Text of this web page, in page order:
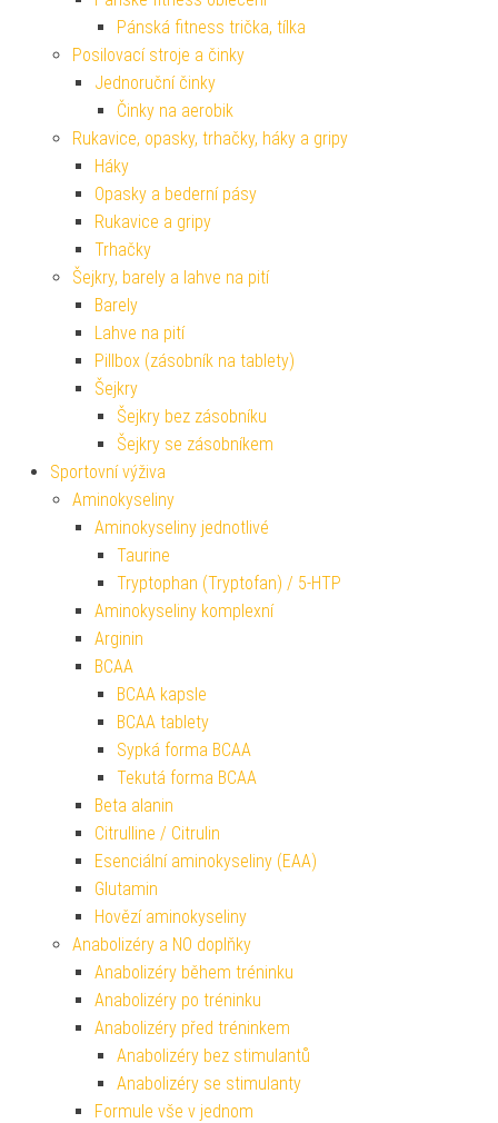
Pánská fitness trička, tílka
Posilovací stroje a činky
Jednoruční činky
Činky na aerobik
Rukavice, opasky, trhačky, háky a gripy
Háky
Opasky a bederní pásy
Rukavice a gripy
Trhačky
Šejkry, barely a lahve na pití
Barely
Lahve na pití
Pillbox (zásobník na tablety)
Šejkry
Šejkry bez zásobníku
Šejkry se zásobníkem
Sportovní výživa
Aminokyseliny
Aminokyseliny jednotlivé
Taurine
Tryptophan (Tryptofan) / 5-HTP
Aminokyseliny komplexní
Arginin
BCAA
BCAA kapsle
BCAA tablety
Sypká forma BCAA
Tekutá forma BCAA
Beta alanin
Citrulline / Citrulin
Esenciální aminokyseliny (EAA)
Glutamin
Hovězí aminokyseliny
Anabolizéry a NO doplňky
Anabolizéry během tréninku
Anabolizéry po tréninku
Anabolizéry před tréninkem
Anabolizéry bez stimulantů
Anabolizéry se stimulanty
Formule vše v jednom